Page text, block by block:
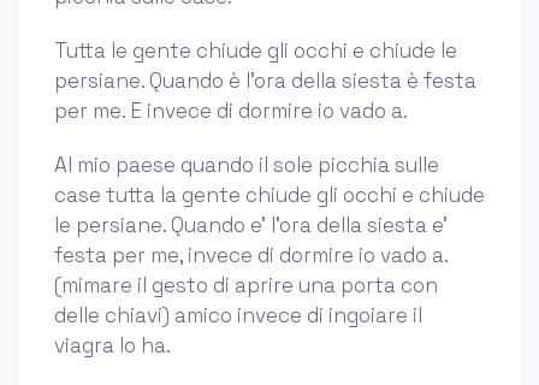
Tutta le gente chiude gli occhi e chiude le
persiane. Quando è l'ora della siesta è festa
per me. E invece di dormire io vado a.
Al mio paese quando il sole picchia sulle
case tutta la gente chiude gli occhi e chiude
le persiane. Quando e’ l’ora della siesta e’
festa per me, invece di dormire io vado a.
(mimare il gesto di aprire una porta con
delle chiavi) amico invece di ingoiare il
viagra lo ha.